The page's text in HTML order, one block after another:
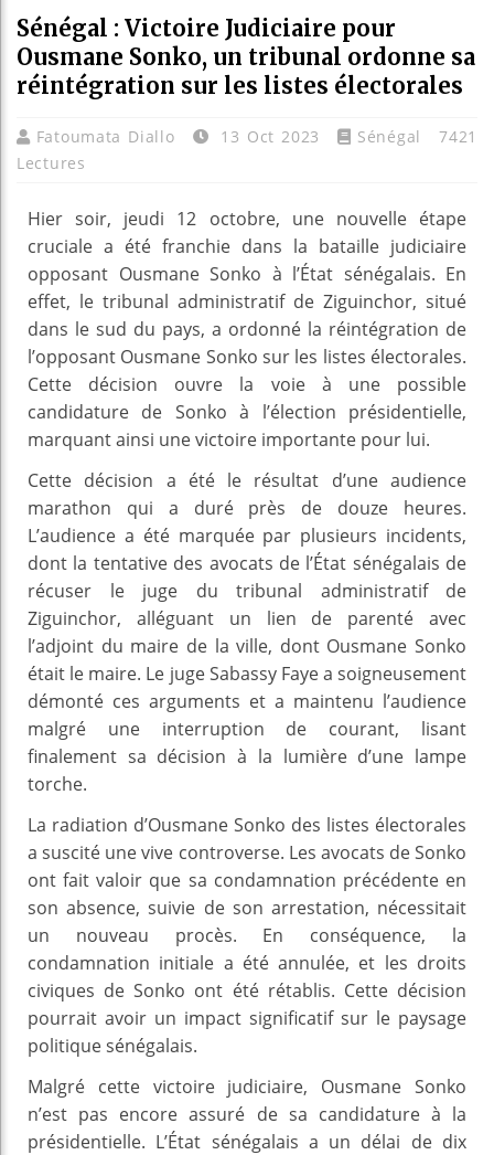
Sénégal : Victoire Judiciaire pour
Ousmane Sonko, un tribunal ordonne sa
réintégration sur les listes électorales
Fatoumata Diallo 13 Oct 2023 Sénégal
7421
Lectures
Hier soir, jeudi 12 octobre, une nouvelle étape
cruciale a été franchie dans la bataille judiciaire
opposant Ousmane Sonko à l’État sénégalais. En
effet, le tribunal administratif de Ziguinchor, situé
dans le sud du pays, a ordonné la réintégration de
l’opposant Ousmane Sonko sur les listes électorales.
Cette décision ouvre la voie à une possible
candidature de Sonko à l’élection présidentielle,
marquant ainsi une victoire importante pour lui.
Cette décision a été le résultat d’une audience
marathon qui a duré près de douze heures.
L’audience a été marquée par plusieurs incidents,
dont la tentative des avocats de l’État sénégalais de
récuser le juge du tribunal administratif de
Ziguinchor, alléguant un lien de parenté avec
l’adjoint du maire de la ville, dont Ousmane Sonko
était le maire. Le juge Sabassy Faye a soigneusement
démonté ces arguments et a maintenu l’audience
malgré une interruption de courant, lisant
finalement sa décision à la lumière d’une lampe
torche.
La radiation d’Ousmane Sonko des listes électorales
a suscité une vive controverse. Les avocats de Sonko
ont fait valoir que sa condamnation précédente en
son absence, suivie de son arrestation, nécessitait
un nouveau procès. En conséquence, la
condamnation initiale a été annulée, et les droits
civiques de Sonko ont été rétablis. Cette décision
pourrait avoir un impact significatif sur le paysage
politique sénégalais.
Malgré cette victoire judiciaire, Ousmane Sonko
n’est pas encore assuré de sa candidature à la
présidentielle. L’État sénégalais a un délai de dix